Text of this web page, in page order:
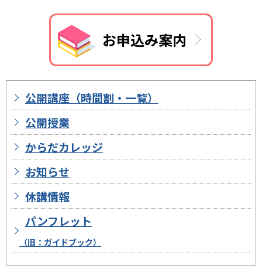
お申込み案内
公開講座（時間割・一覧）
公開授業
からだカレッジ
お知らせ
休講情報
パンフレット
（旧：ガイドブック）